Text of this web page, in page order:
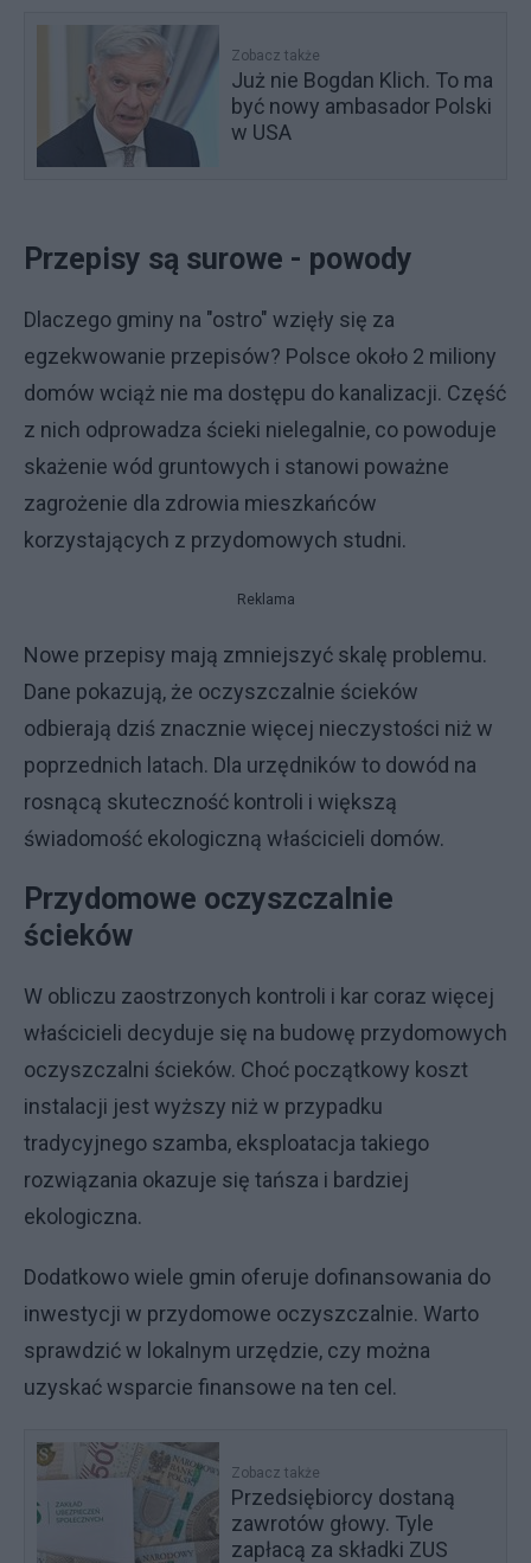
Zobacz także
Już nie Bogdan Klich. To ma
być nowy ambasador Polski
w USA
Przepisy są surowe - powody
Dlaczego gminy na "ostro" wzięły się za
egzekwowanie przepisów? Polsce około 2 miliony
domów wciąż nie ma dostępu do kanalizacji. Część
z nich odprowadza ścieki nielegalnie, co powoduje
skażenie wód gruntowych i stanowi poważne
zagrożenie dla zdrowia mieszkańców
korzystających z przydomowych studni.
Reklama
Nowe przepisy mają zmniejszyć skalę problemu.
Dane pokazują, że oczyszczalnie ścieków
odbierają dziś znacznie więcej nieczystości niż w
poprzednich latach. Dla urzędników to dowód na
rosnącą skuteczność kontroli i większą
świadomość ekologiczną właścicieli domów.
Przydomowe oczyszczalnie
ścieków
W obliczu zaostrzonych kontroli i kar coraz więcej
właścicieli decyduje się na budowę przydomowych
oczyszczalni ścieków. Choć początkowy koszt
instalacji jest wyższy niż w przypadku
tradycyjnego szamba, eksploatacja takiego
rozwiązania okazuje się tańsza i bardziej
ekologiczna.
Dodatkowo wiele gmin oferuje dofinansowania do
inwestycji w przydomowe oczyszczalnie. Warto
sprawdzić w lokalnym urzędzie, czy można
uzyskać wsparcie finansowe na ten cel.
Zobacz także
Przedsiębiorcy dostaną
zawrotów głowy. Tyle
zapłacą za składki ZUS